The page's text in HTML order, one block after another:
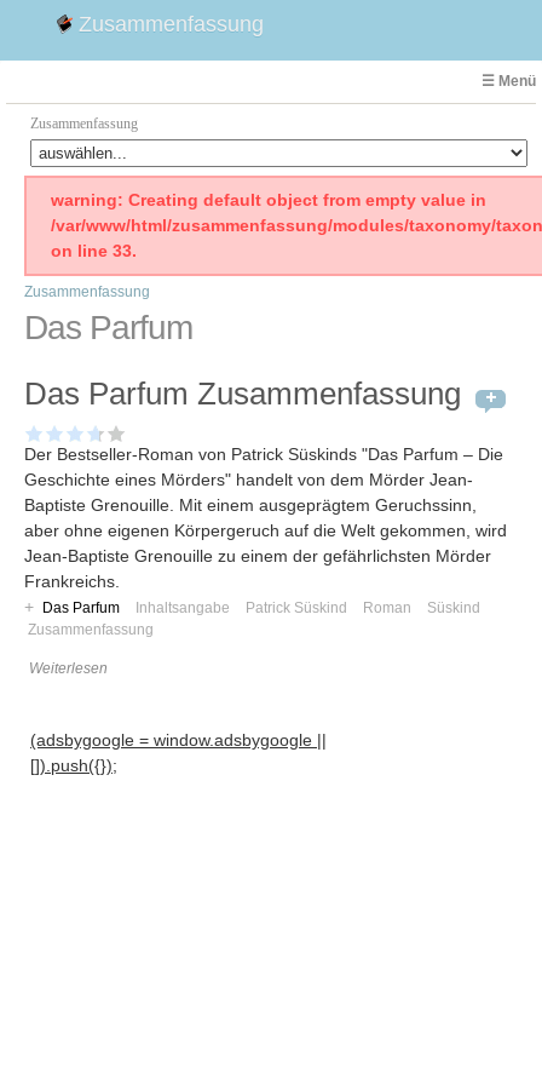
Zusammenfassung
☰ Menü
Zusammenfassung
Faust
Willhelm Tell
Emilia Galotti
1. Weltkrieg Zusammenfassung
Weimarer Republik
Die Räuber
Maria Stuart
warning: Creating default object from empty value in
/var/www/html/zusammenfassung/modules/taxonomy/
on line 33.
Zusammenfassung
Das Parfum
Das Parfum Zusammenfassung
Der Bestseller-Roman von Patrick Süskinds "Das Parfum – Die
Geschichte eines Mörders" handelt von dem Mörder Jean-
Baptiste Grenouille. Mit einem ausgeprägtem Geruchssinn,
aber ohne eigenen Körpergeruch auf die Welt gekommen, wird
Jean-Baptiste Grenouille zu einem der gefährlichsten Mörder
Frankreichs.
+
Das Parfum Inhaltsangabe Patrick Süskind Roman
Süskind
Zusammenfassung
Weiterlesen
(adsbygoogle = window.adsbygoogle ||
[]).push({});